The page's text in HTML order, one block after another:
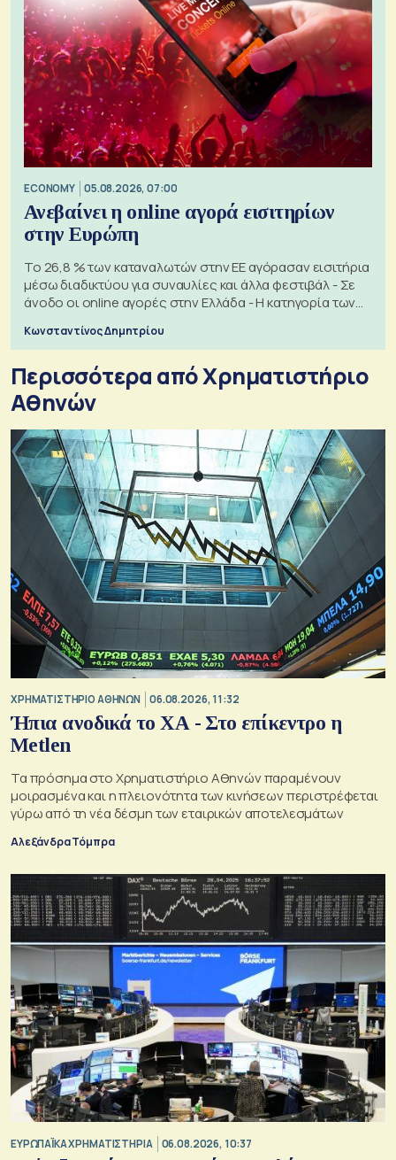
ECONOMY 05.08.2026, 07:00
Ανεβαίνει η online αγορά εισιτηρίων
στην Ευρώπη
Το 26,8 % των καταναλωτών στην ΕΕ αγόρασαν εισιτήρια
μέσω διαδικτύου για συναυλίες και άλλα φεστιβάλ - Σε
άνοδο οι online αγορές στην Ελλάδα - Η κατηγορία των
Κωνσταντίνος Δημητρίου
Περισσότερα από Xρηματιστήριο
Αθηνών
XΡΗΜΑΤΙΣΤΗΡΙΟ ΑΘΗΝΩΝ 06.08.2026, 11:32
Ήπια ανοδικά το ΧΑ - Στο επίκεντρο η
Metlen
Τα πρόσημα στο Χρηματιστήριο Αθηνών παραμένουν
μοιρασμένα και η πλειονότητα των κινήσεων περιστρέφεται
γύρω από τη νέα δέσμη των εταιρικών αποτελεσμάτων
Αλεξάνδρα Τόμπρα
ΕΥΡΩΠΑΪΚΑ ΧΡΗΜΑΤΙΣΤΗΡΙΑ 06.08.2026, 10:37